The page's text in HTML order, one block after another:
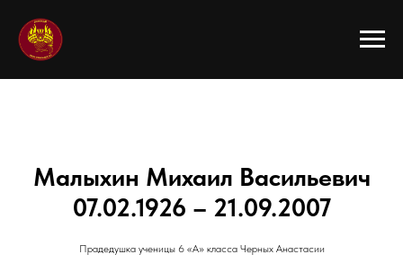
Малыхин Михаил Васильевич
07.02.1926 – 21.09.2007
Прадедушка ученицы 6 «А» класса Черных Анастасии